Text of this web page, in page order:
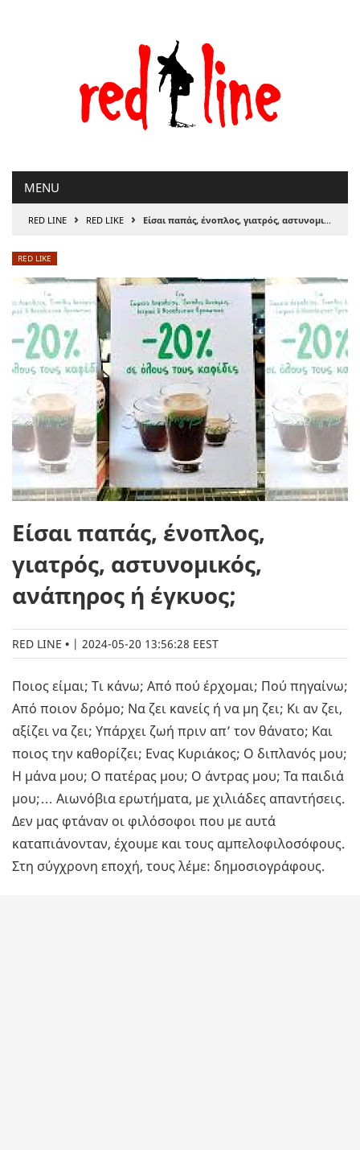
MENU
RED LINE › RED LIKE › Είσαι παπάς, ένοπλος, γιατρός, αστυνομικός, ανάπηρος ή έγκυος;
RED LIKE
Είσαι παπάς, ένοπλος,
γιατρός, αστυνομικός,
ανάπηρος ή έγκυος;
RED LINE | 2024-05-20 13:56:28 EEST
Ποιος είμαι; Τι κάνω; Από πού έρχομαι; Πού πηγαίνω;
Από ποιον δρόμο; Να ζει κανείς ή να μη ζει; Κι αν ζει,
αξίζει να ζει; Υπάρχει ζωή πριν απ’ τον θάνατο; Και
ποιος την καθορίζει; Ενας Κυριάκος; Ο διπλανός μου;
Η μάνα μου; Ο πατέρας μου; Ο άντρας μου; Τα παιδιά
μου;… Αιωνόβια ερωτήματα, με χιλιάδες απαντήσεις.
Δεν μας φτάναν οι φιλόσοφοι που με αυτά
καταπιάνονταν, έχουμε και τους αμπελοφιλοσόφους.
Στη σύγχρονη εποχή, τους λέμε: δημοσιογράφους.